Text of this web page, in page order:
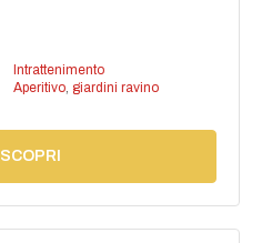
Intrattenimento
Aperitivo, giardini ravino
SCOPRI